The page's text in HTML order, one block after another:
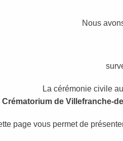
Nous
La cérémonie civile
Crématorium de Villefranche-
page vous permet de